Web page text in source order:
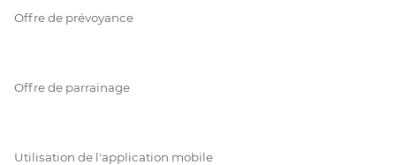
Offre de prévoyance
Offre de parrainage
Utilisation de l'application mobile